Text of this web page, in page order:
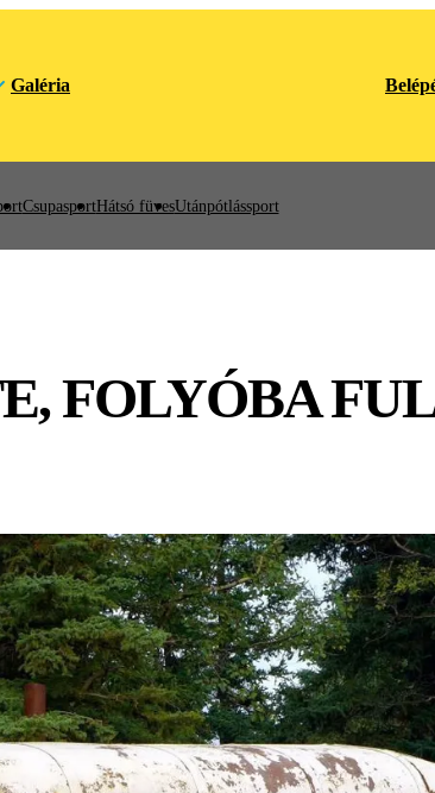
Galéria
CsupasportHátsó füvesUtánpótlássport
FOLYÓBA